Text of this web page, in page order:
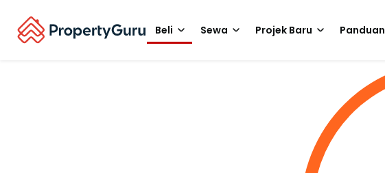
Beli Sewa Projek Baru Panduan